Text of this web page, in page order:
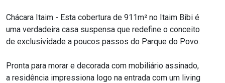
Chácara Itaim - Esta cobertura de 911m² no Itaim Bibi é
uma verdadeira casa suspensa que redefine o conceito
de exclusividade a poucos passos do Parque do Povo.
Pronta para morar e decorada com mobiliário assinado,
a residência impressiona logo na entrada com um living